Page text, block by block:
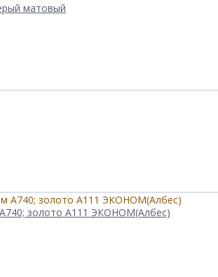
матовый
золото А111 ЭКОНОМ(Албес)